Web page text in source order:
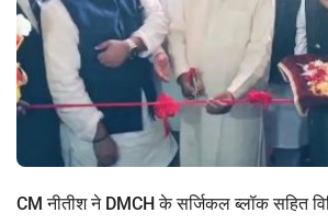
CM नीतीश ने DMCH के सर्जिकल ब्लॉक सहित